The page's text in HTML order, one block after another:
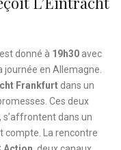
donné à 19h30 avec
journée en Allemagne.
Frankfurt dans un
Ces deux
s’affrontent dans un
compte. La rencontre